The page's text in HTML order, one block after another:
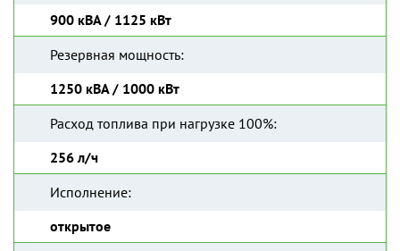
900 кВА / 1125 кВт
Резервная мощность:
1250 кВА / 1000 кВт
Расход топлива при нагрузке 100%:
256 л/ч
Исполнение:
открытое